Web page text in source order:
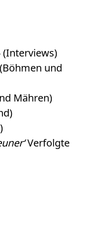
(Interviews)
Mähren)
Verfolgte